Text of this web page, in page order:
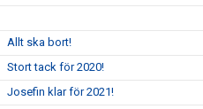
Allt ska bort!
Stort tack för 2020!
Josefin klar för 2021!